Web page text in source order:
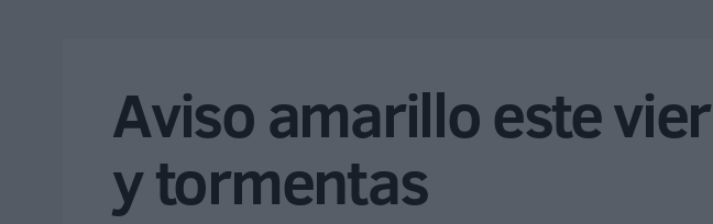
Aviso amarillo este
y tormentas